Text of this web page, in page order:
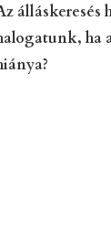
álláskeresés
ha